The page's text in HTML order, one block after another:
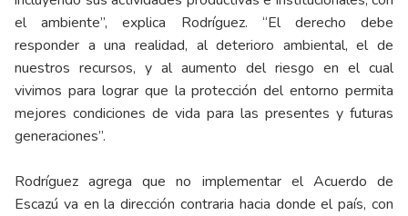
el ambiente”, explica Rodríguez. “El derecho debe
responder a una realidad, al deterioro ambiental, el de
nuestros recursos, y al aumento del riesgo en el cual
vivimos para lograr que la protección del entorno permita
mejores condiciones de vida para las presentes y futuras
generaciones”.
Rodríguez agrega que no implementar el Acuerdo de
Escazú va en la dirección contraria hacia donde el país, con